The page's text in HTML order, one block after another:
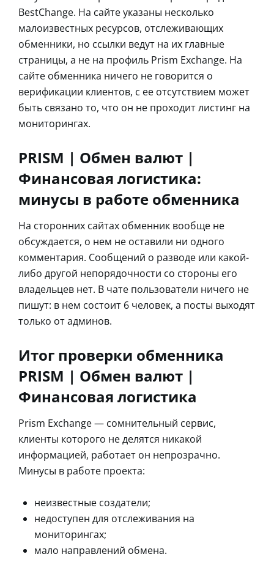
BestChange. На сайте указаны несколько
малоизвестных ресурсов, отслеживающих
обменники, но ссылки ведут на их главные
страницы, а не на профиль Prism Exchange. На
сайте обменника ничего не говорится о
верификации клиентов, с ее отсутствием может
быть связано то, что он не проходит листинг на
мониторингах.
PRISM | Обмен валют |
Финансовая логистика:
минусы в работе обменника
На сторонних сайтах обменник вообще не
обсуждается, о нем не оставили ни одного
комментария. Сообщений о разводе или какой-
либо другой непорядочности со стороны его
владельцев нет. В чате пользователи ничего не
пишут: в нем состоит 6 человек, а посты выходят
только от админов.
Итог проверки обменника
PRISM | Обмен валют |
Финансовая логистика
Prism Exchange — сомнительный сервис,
клиенты которого не делятся никакой
информацией, работает он непрозрачно.
Минусы в работе проекта:
неизвестные создатели;
недоступен для отслеживания на
мониторингах;
мало направлений обмена.